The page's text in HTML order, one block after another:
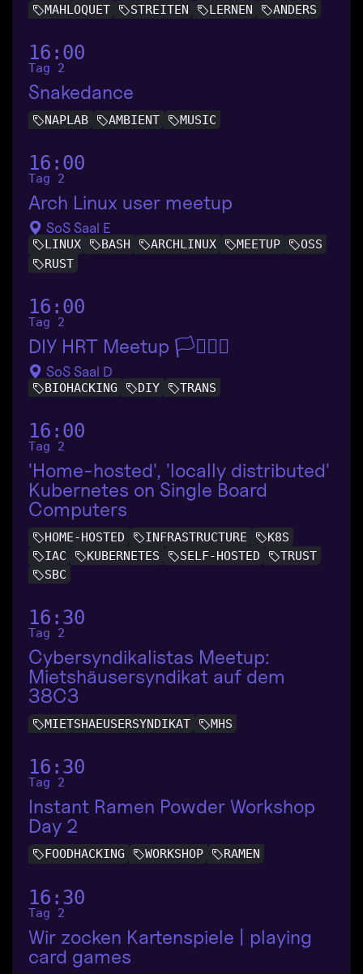
MAHLOQUET STREITEN LERNEN ANDERS
16:00
Tag 2
Snakedance
NAPLAB AMBIENT MUSIC
16:00
Tag 2
Arch Linux user meetup
SoS Saal E
LINUX BASH ARCHLINUX MEETUP
OSS
RUST
16:00
Tag 2
DIY HRT Meetup 🏳️‍⚧️🏴‍☠️
SoS Saal D
BIOHACKING DIY TRANS
16:00
Tag 2
'Home-hosted', 'locally distributed'
Kubernetes on Single Board
Computers
HOME-HOSTED INFRASTRUCTURE
K8S
IAC
KUBERNETES SELF-HOSTED
TRUST
SBC
16:30
Tag 2
Cybersyndikalistas Meetup:
Mietshäusersyndikat auf dem
38C3
MIETSHAEUSERSYNDIKAT MHS
16:30
Tag 2
Instant Ramen Powder Workshop
Day 2
FOODHACKING WORKSHOP RAMEN
16:30
Tag 2
Wir zocken Kartenspiele | playing
card games